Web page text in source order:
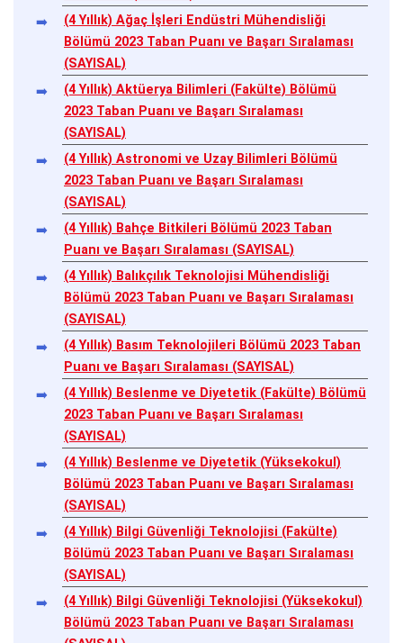
(4 Yıllık) Ağaç İşleri Endüstri Mühendisliği
Bölümü 2023 Taban Puanı ve Başarı Sıralaması
(SAYISAL)
(4 Yıllık) Aktüerya Bilimleri (Fakülte) Bölümü
2023 Taban Puanı ve Başarı Sıralaması
(SAYISAL)
(4 Yıllık) Astronomi ve Uzay Bilimleri Bölümü
2023 Taban Puanı ve Başarı Sıralaması
(SAYISAL)
(4 Yıllık) Bahçe Bitkileri Bölümü 2023 Taban
Puanı ve Başarı Sıralaması (SAYISAL)
(4 Yıllık) Balıkçılık Teknolojisi Mühendisliği
Bölümü 2023 Taban Puanı ve Başarı Sıralaması
(SAYISAL)
(4 Yıllık) Basım Teknolojileri Bölümü 2023 Taban
Puanı ve Başarı Sıralaması (SAYISAL)
(4 Yıllık) Beslenme ve Diyetetik (Fakülte) Bölümü
2023 Taban Puanı ve Başarı Sıralaması
(SAYISAL)
(4 Yıllık) Beslenme ve Diyetetik (Yüksekokul)
Bölümü 2023 Taban Puanı ve Başarı Sıralaması
(SAYISAL)
(4 Yıllık) Bilgi Güvenliği Teknolojisi (Fakülte)
Bölümü 2023 Taban Puanı ve Başarı Sıralaması
(SAYISAL)
(4 Yıllık) Bilgi Güvenliği Teknolojisi (Yüksekokul)
Bölümü 2023 Taban Puanı ve Başarı Sıralaması